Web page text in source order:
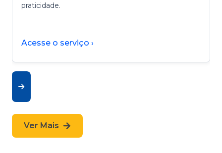
praticidade.
Acesse o serviço ›
Ver Mais